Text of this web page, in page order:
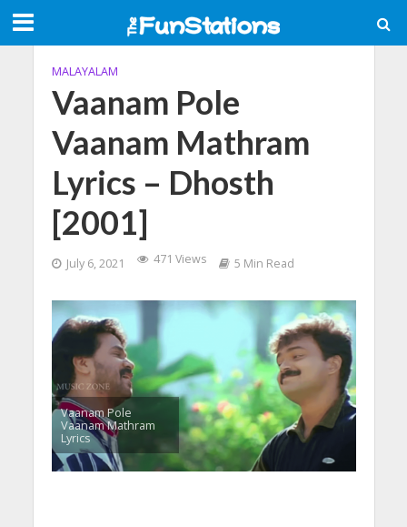
MALAYALAM
Vaanam Pole
Vaanam Mathram
Lyrics – Dhosth
[2001]
July 6, 2021 471 Views 5 Min Read
Vaanam Pole
Vaanam Mathram
Lyrics